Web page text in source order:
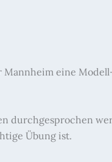
Mannheim eine
durchgesprochen
Übung ist.